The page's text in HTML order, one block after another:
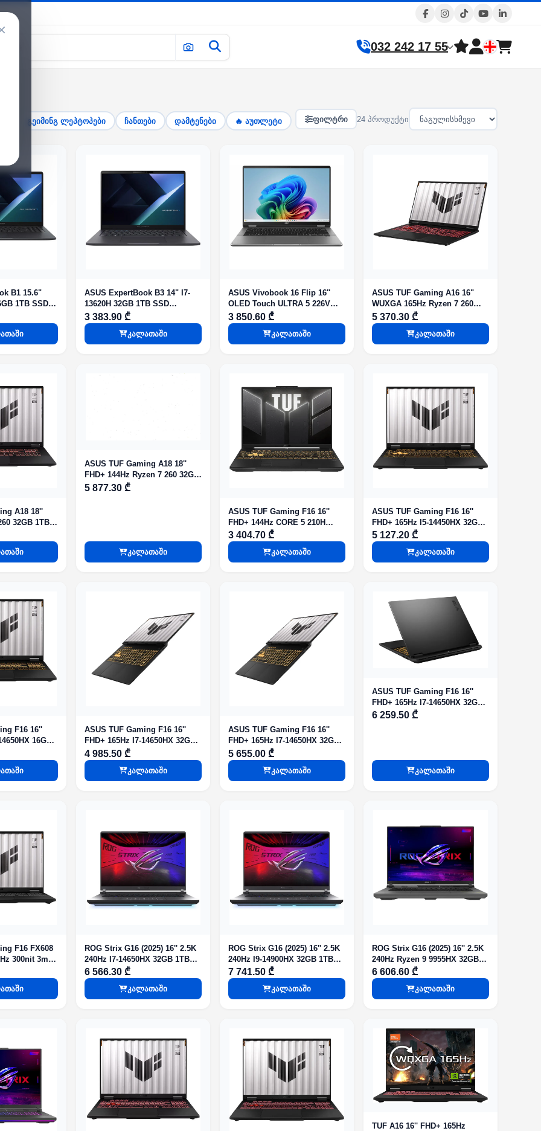
032 242 17 55
გეიმინგ ლეპტოპები ჩანთები დამტენები 🔥 აუთლეტი ფილტრი 24 პროდუქტი
B1 15.6"
1TB SSD
ASUS ExpertBook B3 14" I7-
13620H 32GB 1TB SSD
Integrated Graphics Gentle
Grey
3 383.90 ₾
კალათაში
ASUS Vivobook 16 Flip 16''
OLED Touch ULTRA 5 226V
16GB 512GB Intel Arc Graphics
Matte Gray Win 11 HOME
3 850.60 ₾
კალათაში
ASUS TUF Gaming A16 16"
WUXGA 165Hz Ryzen 7 260
32GB 1TB SSD RTX 5060 8GB
DOS Gray
5 370.30 ₾
კალათაში
A18 18''
32GB 1TB
Gray
ASUS TUF Gaming A18 18''
FHD+ 144Hz Ryzen 7 260 32GB
1TB RTX 5050 8GB Jaeger Gray
5 877.30 ₾
კალათაში
ASUS TUF Gaming F16 16''
FHD+ 144Hz CORE 5 210H
16GB 512GB RTX 3050 6GB
Mecha Gray
3 404.70 ₾
კალათაში
ASUS TUF Gaming F16 16''
FHD+ 165Hz I5-14450HX 32GB
1TB RTX 5060 Jaeger Gray
5 127.20 ₾
კალათაში
F16 16''
16GB
Gray
ASUS TUF Gaming F16 16''
FHD+ 165Hz I7-14650HX 32GB
1TB RTX 5050 Jaeger Gray
4 985.50 ₾
კალათაში
ASUS TUF Gaming F16 16''
FHD+ 165Hz I7-14650HX 32GB
1TB RTX 5060 Jaeger Gray
5 655.00 ₾
კალათაში
ASUS TUF Gaming F16 16''
FHD+ 165Hz I7-14650HX 32GB
1TB RTX 5070 Jaeger Gray
6 259.50 ₾
კალათაში
F16 FX608
300nit 3ms
512GB SSD
Gray
ROG Strix G16 (2025) 16'' 2.5K
240Hz I7-14650HX 32GB 1TB
G4 SSD RTX 5060 Eclipse Gray
6 566.30 ₾
კალათაში
ROG Strix G16 (2025) 16'' 2.5K
240Hz I9-14900HX 32GB 1TB
G4 SSD RTX 5070 Eclipse Gray
7 741.50 ₾
კალათაში
ROG Strix G16 (2025) 16'' 2.5K
240Hz Ryzen 9 9955HX 32GB
1TB G4 SSD RTX 5060 Eclipse
Gray
6 606.60 ₾
კალათაში
TUF A16 16'' FHD+ 165Hz